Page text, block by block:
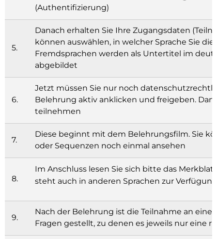
(Authentifizierung)
5.
Danach erhalten Sie Ihre Zugangsdaten
können auswählen, in welcher Sprache Sie
Fremdsprachen werden als Untertitel im
abgebildet
6.
Jetzt müssen Sie nur noch
Belehrung aktiv anklicken und freigeben.
teilnehmen
7.
Diese beginnt mit dem Belehrungsfilm. Sie
oder Sequenzen noch einmal ansehen
8.
Im Anschluss lesen Sie sich bitte das
steht auch in anderen Sprachen zur Verfügung
9.
Nach der Belehrung ist die Teilnahme an
Fragen gestellt, zu denen es jeweils nur eine